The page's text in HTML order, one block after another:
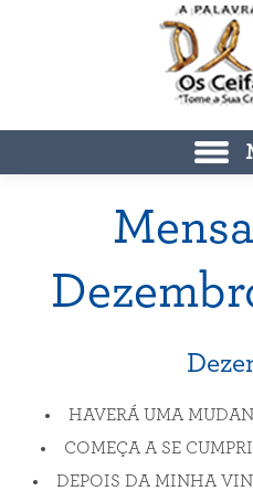
HAVERÁ UMA
COMEÇA A SE
DEPOIS DA MINHA